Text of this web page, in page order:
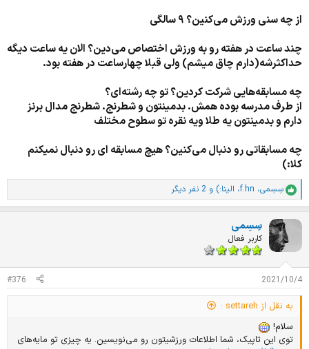
از چه سنی ورزش می‌کنین؟ ۹ سالگی
چند ساعت در هفته رو به ورزش اختصاص می‌دین؟ الان یه ساعت دیگه
حداکثرشه(دارم چاق میشم) ولی قبلا چهارساعت در هفته بود.
چه مسابقه‌هایی شرکت کردین؟ تو چه رشته‌ای؟
از طرف مدرسه بوده همش. بدمینتون و شطرنج. شطرنج مدال برنز
دارم و بدمینتون یه طلا ویه نقره تو سطوح مختلف
چه مسابقاتی رو دنبال می‌کنین؟ هیچ مسابقه ای رو دنبال نمیکنم
کلا:)
ا
م
ز
ت
:
سِسِمی، f.hn، الینا:) و 2 نفر دیگر
سِسِمی
کاربر فعال
2021/10/4
#376
به نقل از settareh :
سلام!
توی این تاپیک، شما اطلاعات ورزشیتون رو می‌نویسین. یه چیزی تو مایه‌های